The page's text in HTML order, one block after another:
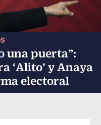
una puerta”:
‘Alito’ y Anaya
electoral
EmailFacebook
mediante Twitter
actual mediante